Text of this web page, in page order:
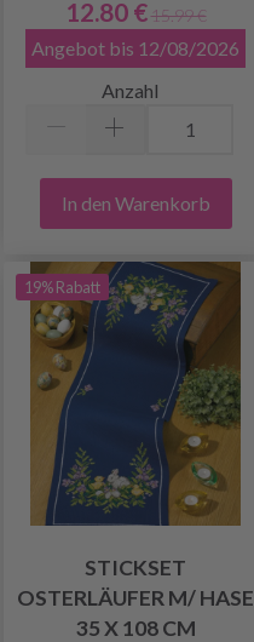
12.80 € 15.99 €
Angebot bis 12/08/2026
Anzahl
In den Warenkorb
19% Rabatt
STICKSET
OSTERLÄUFER M/ HASE
35 X 108 CM